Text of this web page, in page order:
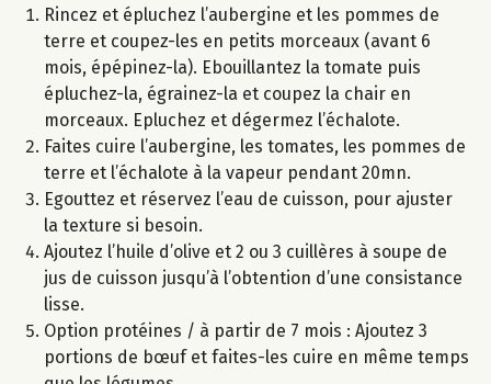
Rincez et épluchez l’aubergine et les pommes de
terre et coupez-les en petits morceaux (avant 6
mois, épépinez-la). Ebouillantez la tomate puis
épluchez-la, égrainez-la et coupez la chair en
morceaux. Epluchez et dégermez l’échalote.
Faites cuire l’aubergine, les tomates, les pommes de
terre et l’échalote à la vapeur pendant 20mn.
Egouttez et réservez l’eau de cuisson, pour ajuster
la texture si besoin.
Ajoutez l’huile d’olive et 2 ou 3 cuillères à soupe de
jus de cuisson jusqu’à l’obtention d’une consistance
lisse.
Option protéines / à partir de 7 mois : Ajoutez 3
portions de bœuf et faites-les cuire en même temps